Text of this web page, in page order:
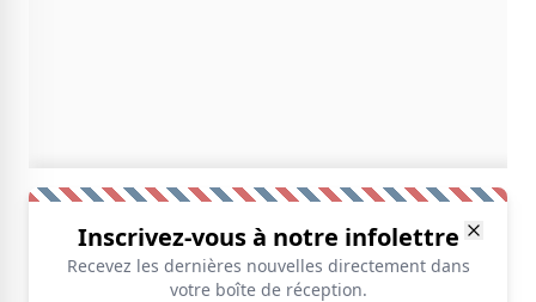
Inscrivez-vous à notre infolettre
Recevez les dernières nouvelles directement dans
votre boîte de réception.